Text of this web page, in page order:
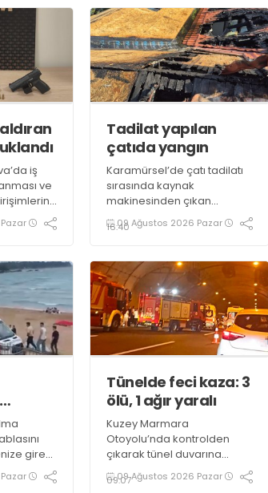
iş
ve
Tadilat yapılan
çatıda yangın
Karamürsel’de çatı tadilatı
sırasında kaynak
makinesinden çıkan
kıvılcımlar yangına neden
oldu. Alevlerin sardığı çatı,
söndürülürken, evde hasar
meydana geldi
09 Ağustos 2026 Pazar
16:40
giren
Tünelde feci kaza: 3
ölü, 1 ağır yaralı
Kuzey Marmara
Otoyolu’nda kontrolden
çıkarak tünel duvarına
çarpan hafif ticari araçtaki 3
kişi hayatını kaybetti, 1 kişi
09 Ağustos 2026 Pazar
09:07